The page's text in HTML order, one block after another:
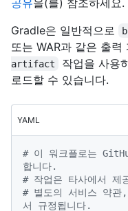
Gradle은 일반적으로
또는 WAR과 같은 출력
artifact
작업을 사용
로드할 수 있습니다.
YAML
# 이 워크플로는
합니다.
# 작업은 타사에서 제
# 별도의 서비스 약관
서 규정됩니다.